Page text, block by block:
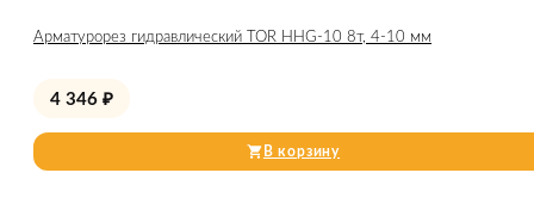
Арматурорез гидравлический TOR HHG-10 8т, 4-10 мм
4 346 ₽
В корзину